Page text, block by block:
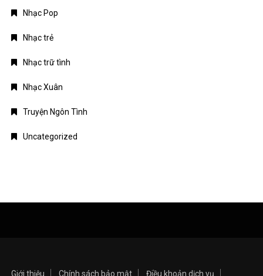
Nhạc Pop
Nhạc trẻ
Nhạc trữ tình
Nhạc Xuân
Truyện Ngôn Tình
Uncategorized
Giới thiệu Chính sách bảo mật Điều khoản dịch vụ